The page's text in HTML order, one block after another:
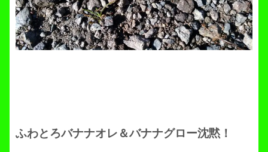
ふわとろバナナオレ＆バナナグロー沈黙！